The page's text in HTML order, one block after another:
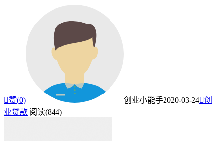
赞(0) 创业小能手2020-03-24创
业贷款 阅读(844)